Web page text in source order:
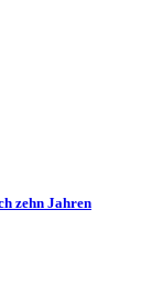
zehn Jahren